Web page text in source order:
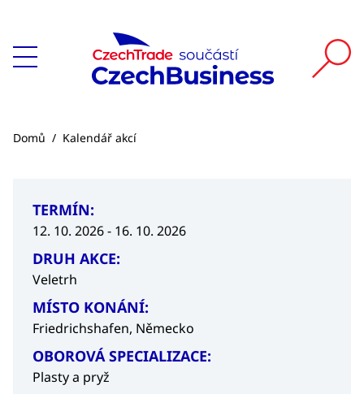
Domů / Kalendář akcí
TERMÍN:
12. 10. 2026 - 16. 10. 2026
DRUH AKCE:
Veletrh
MÍSTO KONÁNÍ:
Friedrichshafen, Německo
OBOROVÁ SPECIALIZACE:
Plasty a pryž